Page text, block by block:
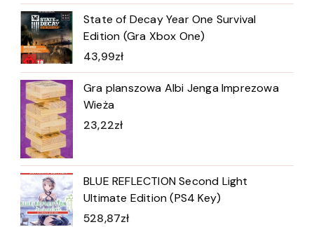
State of Decay Year One Survival
Edition (Gra Xbox One)
43,99zł
Gra planszowa Albi Jenga Imprezowa
Wieża
23,22zł
BLUE REFLECTION Second Light
Ultimate Edition (PS4 Key)
528,87zł